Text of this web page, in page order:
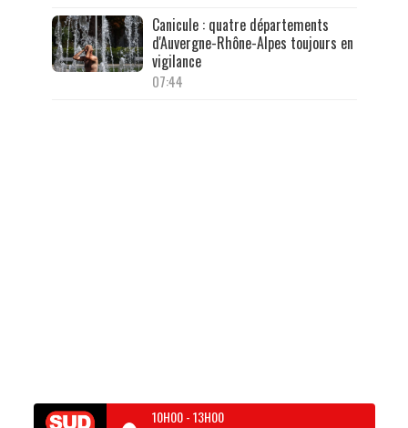
Canicule : quatre départements
d'Auvergne-Rhône-Alpes toujours en
vigilance
07:44
10H00-13H00